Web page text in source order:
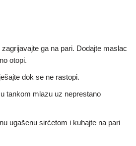
ga na pari. Dodajte maslac
otopi.
dok se ne rastopi.
tankom mlazu uz neprestano
ugašenu sirćetom i kuhajte na pari